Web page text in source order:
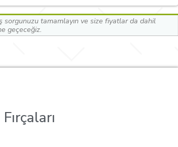
sorgunuzu tamamlayın ve size fiyatlar da dahil
geçeceğiz.